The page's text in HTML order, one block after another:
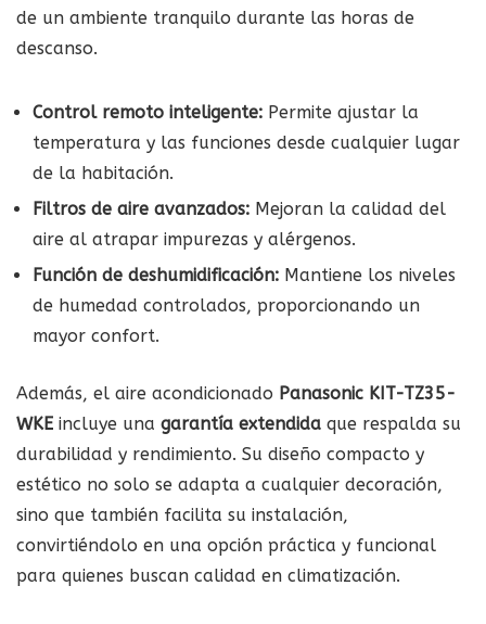
de un ambiente tranquilo durante las horas de
descanso.
Control remoto inteligente: Permite ajustar la
temperatura y las funciones desde cualquier lugar
de la habitación.
Filtros de aire avanzados: Mejoran la calidad del
aire al atrapar impurezas y alérgenos.
Función de deshumidificación: Mantiene los niveles
de humedad controlados, proporcionando un
mayor confort.
Además, el aire acondicionado Panasonic KIT-TZ35-
WKE incluye una garantía extendida que respalda su
durabilidad y rendimiento. Su diseño compacto y
estético no solo se adapta a cualquier decoración,
sino que también facilita su instalación,
convirtiéndolo en una opción práctica y funcional
para quienes buscan calidad en climatización.